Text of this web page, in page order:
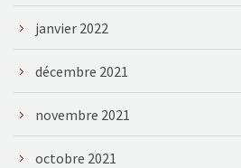
janvier 2022
décembre 2021
novembre 2021
octobre 2021